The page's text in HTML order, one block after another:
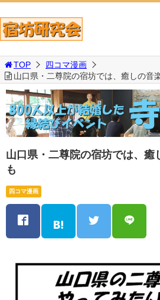
TOP
四コマ漫画
山口県・二尊院の宿坊では、癒しの音
山口県・二尊院の宿坊では、癒
も
四コマ漫画